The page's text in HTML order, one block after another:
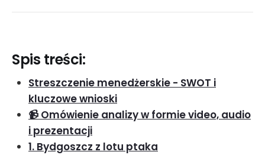
Spis treści:
Streszczenie menedżerskie - SWOT i
kluczowe wnioski
📹 Omówienie analizy w formie video, audio
i prezentacji
1. Bydgoszcz z lotu ptaka